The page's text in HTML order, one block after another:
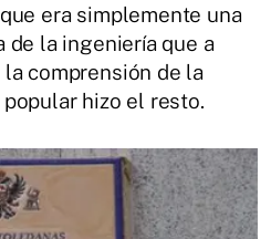
era simplemente una
de la ingeniería que a
comprensión de la
hizo el resto.